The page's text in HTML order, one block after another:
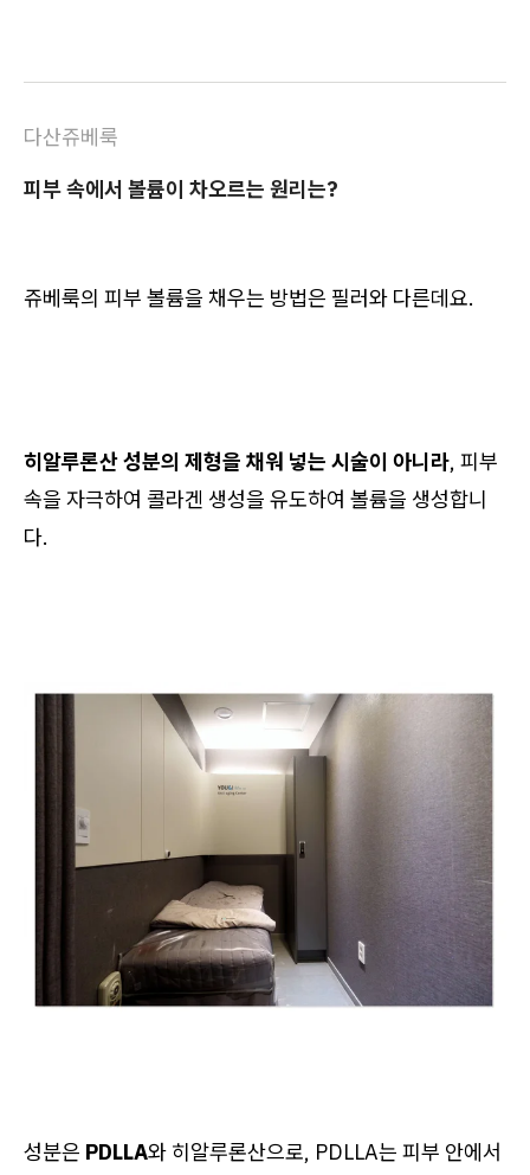
다산쥬베룩
피부 속에서 볼륨이 차오르는 원리는?
쥬베룩의 피부 볼륨을 채우는 방법은 필러와 다른데요.
히알루론산 성분의 제형을 채워 넣는 시술이 아니라, 피부
속을 자극하여 콜라겐 생성을 유도하여 볼륨을 생성합니
다.
성분은 PDLLA와 히알루론산으로, PDLLA는 피부 안에서